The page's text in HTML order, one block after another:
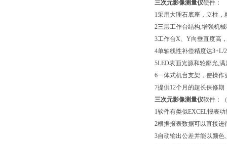
三次元影像测量仪硬件：
1采用大理石底座，立柱
2三层工作台结构,增强机
3工作台X、Y向垂直度高
4单轴线性补偿精度达3+L/
5LED表面光源和轮廓光,
6一体式机台支架，使操
7提供12个月的超长保修
三次元影像测量仪软件：
1软件有类似EXCEL报表
2根据报表数据可以直接进
3自动输出公差并能以颜